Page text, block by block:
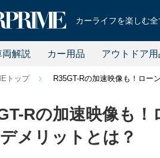
カーライフを楽しむ
解説 カー用品 アウトドア用
トップ R35GT-Rの加速映像も！ロー
Rの加速映像も
デメリットとは？